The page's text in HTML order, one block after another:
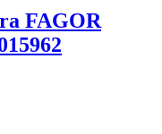
FAGOR